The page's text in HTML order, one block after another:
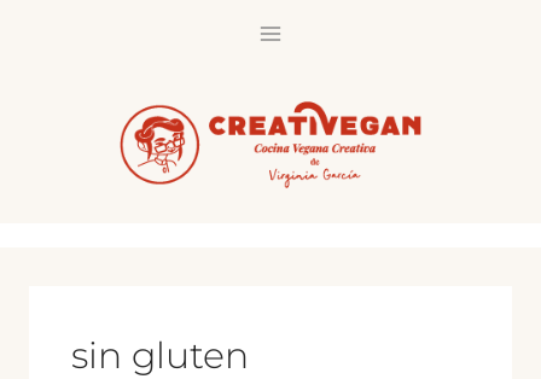
sin gluten